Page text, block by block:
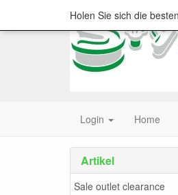
Login Home
Artikel
Sale outlet clearance
Holen Sie sich die